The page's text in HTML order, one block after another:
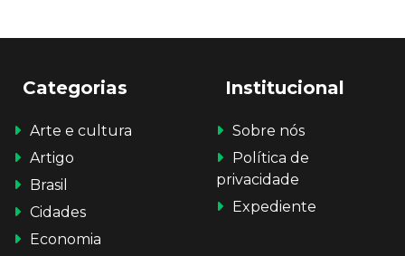
Categorias
Arte e cultura
Artigo
Brasil
Cidades
Economia
Institucional
Sobre nós
Política de
privacidade
Expediente